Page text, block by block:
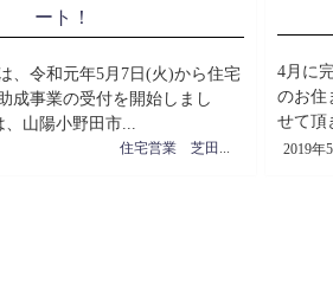
ート！
、令和元年5月7日(火)から住宅
成事業の受付を開始しまし
山陽小野田市...
4月に
のお住
せて頂
2019年